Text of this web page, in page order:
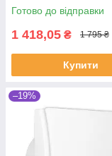
Готово до відправки
1 418,05 ₴ 1 795 ₴
Купити
–19%